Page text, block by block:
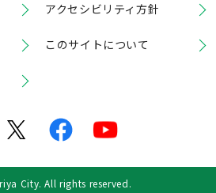
アクセシビリティ方針
このサイトについて
City. All rights reserved.